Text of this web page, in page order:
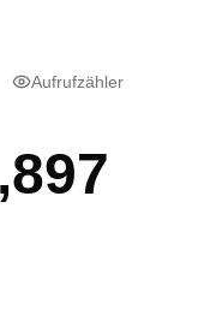
Aufrufzähler